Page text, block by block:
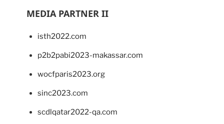
MEDIA PARTNER II
isth2022.com
p2b2pabi2023-makassar.com
wocfparis2023.org
sinc2023.com
scdlqatar2022-qa.com